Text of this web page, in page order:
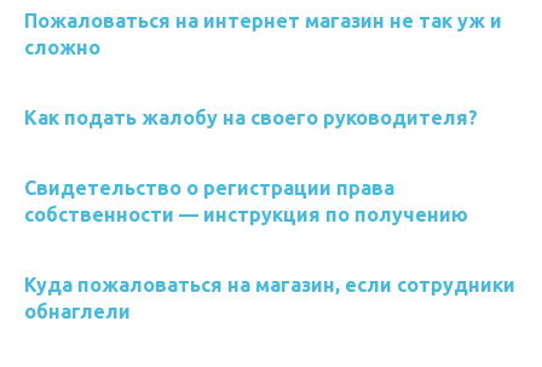
Пожаловаться на интернет магазин не так уж и
сложно
Как подать жалобу на своего руководителя?
Свидетельство о регистрации права
собственности — инструкция по получению
Куда пожаловаться на магазин, если сотрудники
обнаглели